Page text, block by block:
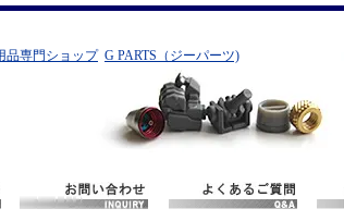
品専門ショップ G PARTS（ジーパーツ)